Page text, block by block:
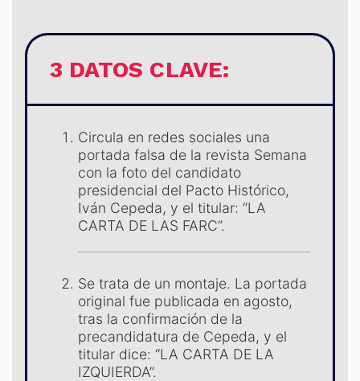
3 DATOS CLAVE:
Circula en redes sociales una
portada falsa de la revista Semana
con la foto del candidato
presidencial del Pacto Histórico,
Iván Cepeda, y el titular: “LA
CARTA DE LAS FARC”.
Se trata de un montaje. La portada
original fue publicada en agosto,
tras la confirmación de la
precandidatura de Cepeda, y el
titular dice: “LA CARTA DE LA
IZQUIERDA”.